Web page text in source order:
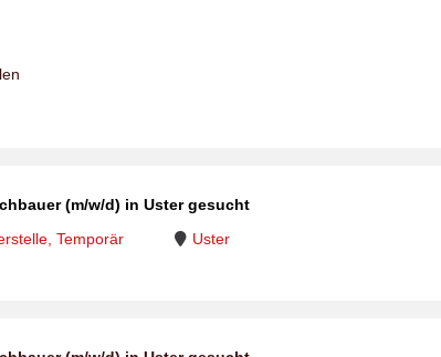
(m/w/d) in Uster gesucht
Temporär Uster